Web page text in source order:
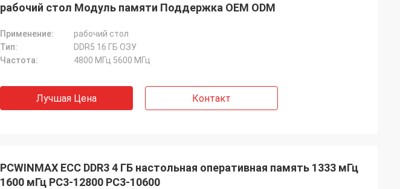
рабочий стол Модуль памяти Поддержка OEM ODM
Применение:
рабочий стол
Тип:
DDR5 16 ГБ ОЗУ
Частота:
4800 МГц 5600 МГц
Лучшая Цена Контакт
PCWINMAX ECC DDR3 4 ГБ настольная оперативная память 1333 мГц
1600 мГц PC3-12800 PC3-10600